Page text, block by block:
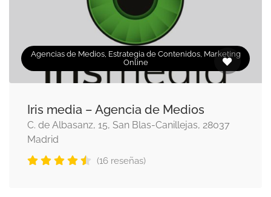
Agencias de Medios, Estrategia de Contenidos, Marketing
Online
Iris media – Agencia de Medios
C. de Albasanz, 15, San Blas-Canillejas, 28037
Madrid
(16 reseñas)